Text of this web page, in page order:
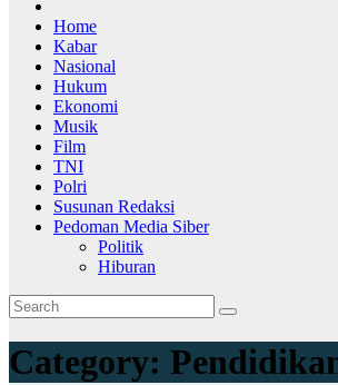
Home
Kabar
Nasional
Hukum
Ekonomi
Musik
Film
TNI
Polri
Susunan Redaksi
Pedoman Media Siber
Politik
Hiburan
Category: